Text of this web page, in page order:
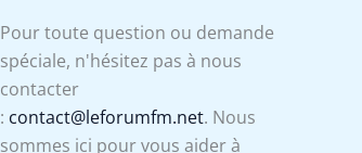
Pour toute question ou demande
spéciale, n'hésitez pas à nous
contacter
: contact@leforumfm.net. Nous
sommes ici pour vous aider à